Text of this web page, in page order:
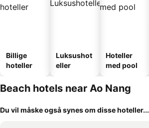
Billige
hoteller
Luksushot
eller
Hoteller
med pool
Beach hotels near Ao Nang
Du vil måske også synes om disse hoteller...